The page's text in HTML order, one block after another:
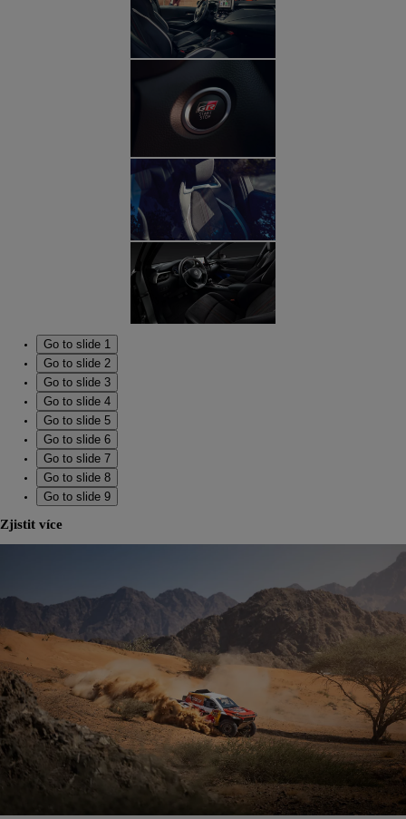
Go to slide 1
Go to slide 2
Go to slide 3
Go to slide 4
Go to slide 5
Go to slide 6
Go to slide 7
Go to slide 8
Go to slide 9
Zjistit více